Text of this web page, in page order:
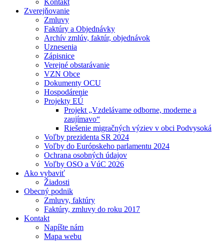
Kontakt
Zverejňovanie
Zmluvy
Faktúry a Objednávky
Archív zmlúv, faktúr, objednávok
Uznesenia
Zápisnice
Verejné obstarávanie
VZN Obce
Dokumenty OCU
Hospodárenie
Projekty EÚ
Projekt „Vzdelávame odborne, moderne a
zaujímavo“
Riešenie migračných výziev v obci Podvysoká
Voľby prezidenta SR 2024
Voľby do Európskeho parlamentu 2024
Ochrana osobných údajov
Voľby OSO a VúC 2026
Ako vybaviť
Žiadosti
Obecný podnik
Zmluvy, faktúry
Faktúry, zmluvy do roku 2017
Kontakt
Napíšte nám
Mapa webu